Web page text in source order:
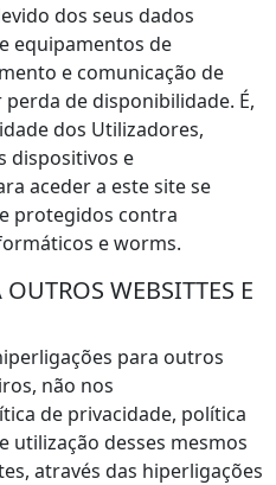
dos seus dados
equipamentos de
e comunicação de
de disponibilidade. É,
dos Utilizadores,
dispositivos e
aceder a este site se
protegidos contra
e worms.
WEBSITTES E
para outros
não nos
de privacidade, política
utilização desses mesmos
através das hiperligações